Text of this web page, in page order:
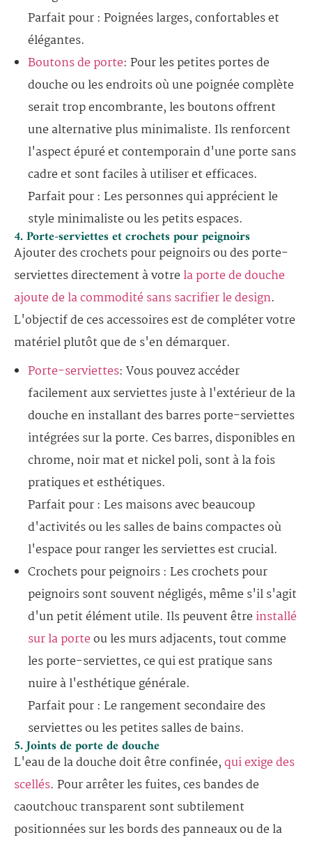
Parfait pour : Poignées larges, confortables et
élégantes.
Boutons de porte: Pour les petites portes de
douche ou les endroits où une poignée complète
serait trop encombrante, les boutons offrent
une alternative plus minimaliste. Ils renforcent
l'aspect épuré et contemporain d'une porte sans
cadre et sont faciles à utiliser et efficaces.
Parfait pour : Les personnes qui apprécient le
style minimaliste ou les petits espaces.
4. Porte-serviettes et crochets pour peignoirs
Ajouter des crochets pour peignoirs ou des porte-
serviettes directement à votrela porte de douche
ajoute de la commodité sans sacrifier le design.
L'objectif de ces accessoires est de compléter votre
matériel plutôt que de s'en démarquer.
Porte-serviettes: Vous pouvez accéder
facilement aux serviettes juste à l'extérieur de la
douche en installant des barres porte-serviettes
intégrées sur la porte. Ces barres, disponibles en
chrome, noir mat et nickel poli, sont à la fois
pratiques et esthétiques.
Parfait pour : Les maisons avec beaucoup
d'activités ou les salles de bains compactes où
l'espace pour ranger les serviettes est crucial.
Crochets pour peignoirs : Les crochets pour
peignoirs sont souvent négligés, même s'il s'agit
d'un petit élément utile. Ils peuvent êtreinstallé
sur la porteou les murs adjacents, tout comme
les porte-serviettes, ce qui est pratique sans
nuire à l'esthétique générale.
Parfait pour : Le rangement secondaire des
serviettes ou les petites salles de bains.
5. Joints de porte de douche
L'eau de la douche doit être confinée,qui exige des
scellés. Pour arrêter les fuites, ces bandes de
caoutchouc transparent sont subtilement
positionnées sur les bords des panneaux ou de la